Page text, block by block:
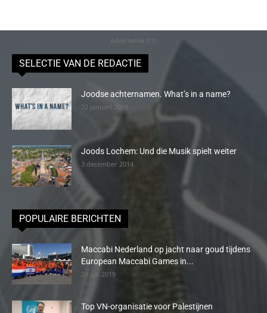
Advertentie (11)
SELECTIE VAN DE REDACTIE
Joodse achternamen. What’s in a name?
22 januari 2016
Joods Lochem: Und die Musik spielt weiter
3 december 2014
POPULAIRE BERICHTEN
Maccabi Nederland op jacht naar goud tijdens
European Maccabi Games in...
29 juli 2019
Top VN-organisatie voor Palestijnen